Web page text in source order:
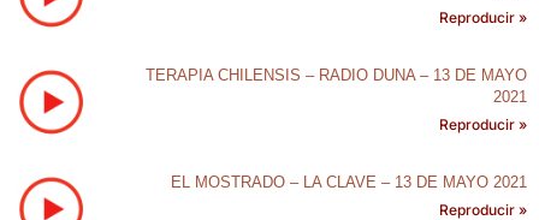
Reproducir »
TERAPIA CHILENSIS – RADIO DUNA – 13 DE MAYO
2021
Reproducir »
EL MOSTRADO – LA CLAVE – 13 DE MAYO 2021
Reproducir »